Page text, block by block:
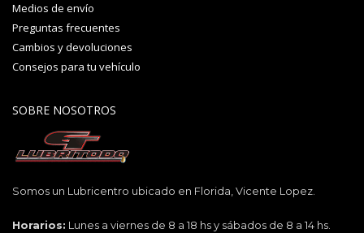
Medios de envío
Preguntas frecuentes
Cambios y devoluciones
Consejos para tu vehículo
SOBRE NOSOTROS
Somos un Lubricentro ubicado en Florida, Vicente Lopez.
Horarios: Lunes a viernes de 8 a 18 hs y sábados de 8 a 14 hs.